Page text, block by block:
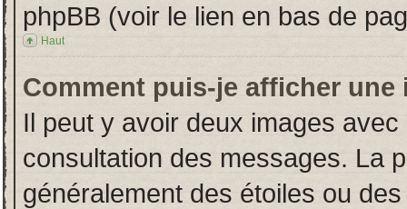
phpBB (voir le lien en bas de
Haut
Comment puis-je afficher une
Il peut y avoir deux images
consultation des messages. La
généralement des étoiles ou